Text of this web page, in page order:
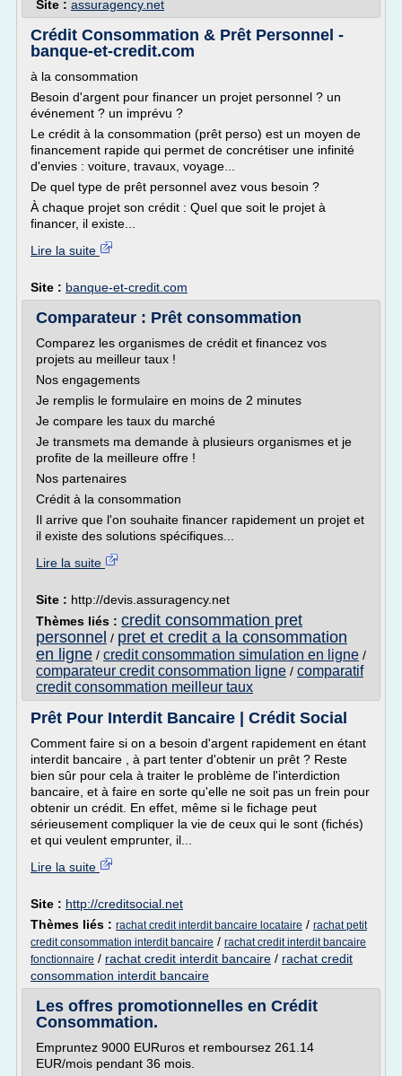
Site : assuragency.net
Crédit Consommation & Prêt Personnel -
banque-et-credit.com
à la consommation
Besoin d'argent pour financer un projet personnel ? un
événement ? un imprévu ?
Le crédit à la consommation (prêt perso) est un moyen de
financement rapide qui permet de concrétiser une infinité
d'envies : voiture, travaux, voyage...
De quel type de prêt personnel avez vous besoin ?
À chaque projet son crédit : Quel que soit le projet à
financer, il existe...
Lire la suite
Site : banque-et-credit.com
Comparateur : Prêt consommation
Comparez les organismes de crédit et financez vos
projets au meilleur taux !
Nos engagements
Je remplis le formulaire en moins de 2 minutes
Je compare les taux du marché
Je transmets ma demande à plusieurs organismes et je
profite de la meilleure offre !
Nos partenaires
Crédit à la consommation
Il arrive que l'on souhaite financer rapidement un projet et
il existe des solutions spécifiques...
Lire la suite
Site : http://devis.assuragency.net
Thèmes liés : credit consommation pret
personnel / pret et credit a la consommation
en ligne / credit consommation simulation en ligne /
comparateur credit consommation ligne / comparatif
credit consommation meilleur taux
Prêt Pour Interdit Bancaire | Crédit Social
Comment faire si on a besoin d'argent rapidement en étant
interdit bancaire , à part tenter d'obtenir un prêt ? Reste
bien sûr pour cela à traiter le problème de l'interdiction
bancaire, et à faire en sorte qu'elle ne soit pas un frein pour
obtenir un crédit. En effet, même si le fichage peut
sérieusement compliquer la vie de ceux qui le sont (fichés)
et qui veulent emprunter, il...
Lire la suite
Site : http://creditsocial.net
Thèmes liés : rachat credit interdit bancaire locataire / rachat petit
credit consommation interdit bancaire / rachat credit interdit bancaire
fonctionnaire / rachat credit interdit bancaire / rachat credit
consommation interdit bancaire
Les offres promotionnelles en Crédit
Consommation.
Empruntez 9000 EURuros et remboursez 261.14
EUR/mois pendant 36 mois.